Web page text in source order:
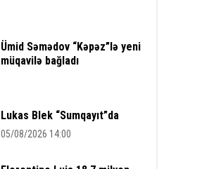
Ümid Səmədov “Kəpəz”lə yeni
müqavilə bağladı
Lukas Blek “Sumqayıt”da
05/08/2026 14:00